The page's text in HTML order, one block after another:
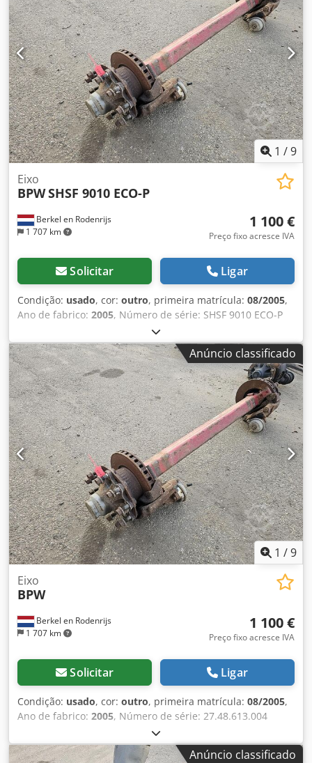
1 /9
Berkel en Rodenrijs
1 707 km
Eixo
BPWSHSF 9010 ECO-P
1 100 €
Preço fixo acresce IVA
Solicitar Ligar
Condição: usado, cor: outro, primeira matrícula: 08/2005,
Ano de fabrico: 2005, Número de série: SHSF 9010 ECO-P
Temos em stock mais de 100 eixos. Dkodezrtg Ejpfx Alxjr
Por favor, contacte-nos caso não encontre o que procura.
Anúncio classificado
1 /9
Berkel en Rodenrijs
1 707 km
Eixo
BPW
1 100 €
Preço fixo acresce IVA
Solicitar Ligar
Condição: usado, cor: outro, primeira matrícula: 08/2005,
Ano de fabrico: 2005, Número de série: 27.48.613.004
Djdpjzrtfusfx Alxokr Temos em stock mais de 100 eixos. Por
favor, contacte-nos se não encontrar o que procura.
Anúncio classificado